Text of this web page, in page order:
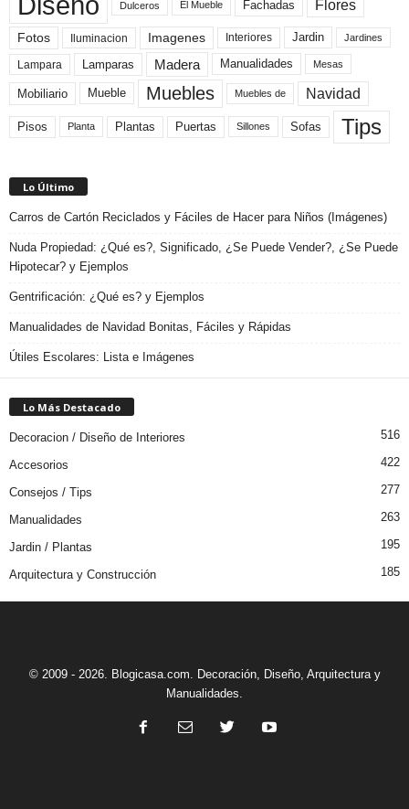
Dulceros El Mueble Fachadas Flores
Fotos Iluminacion Imagenes Interiores Jardin Jardines
Lampara Lamparas Madera Manualidades Mesas
Mobiliario Mueble Muebles Muebles de Navidad
Pisos Planta Plantas Puertas Sillones Sofas Tips
Lo Último
Carros de Cartón Reciclados y Fáciles de Hacer para Niños (Imágenes)
Nuda Propiedad: ¿Qué es?, Significado, ¿Se Puede Vender?, ¿Se Puede
Hipotecar? y Ejemplos
Gentrificación: ¿Qué es? y Ejemplos
Manualidades de Navidad Bonitas, Fáciles y Rápidas
Útiles Escolares: Lista e Imágenes
Lo Más Destacado
Decoracion / Diseño de Interiores 516
Accesorios 422
Consejos / Tips 277
Manualidades 263
Jardin / Plantas 195
Arquitectura y Construcción 185
© 2009 - 2026. Blogicasa.com. Decoración, Diseño, Arquitectura y
Manualidades.